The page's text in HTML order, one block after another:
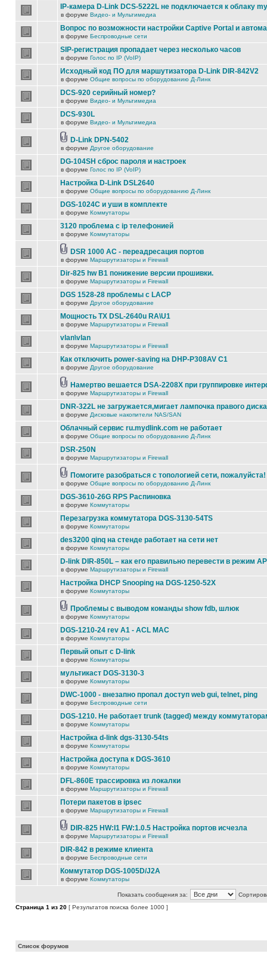
IP-камера D-Link DCS-5222L не подключается к облаку
в форуме Видео- и Мультимедиа
Вопрос по возможности настройки Captive Portal и
в форуме Беспроводные сети
SIP-регистрация пропадает через несколько часов
в форуме Голос по IP (VoIP)
Исходный код ПО для маршутизатора D-Link DIR-842V2
в форуме Общие вопросы по оборудованию Д-Линк
DCS-920 серийный номер?
в форуме Видео- и Мультимедиа
DCS-930L
в форуме Видео- и Мультимедиа
D-Link DPN-5402
в форуме Другое оборудование
DG-104SH сброс пароля и настроек
в форуме Голос по IP (VoIP)
Настройка D-Link DSL2640
в форуме Общие вопросы по оборудованию Д-Линк
DGS-1024C и уши в комплекте
в форуме Коммутаторы
3120 проблема с ip телефонией
в форуме Коммутаторы
DSR 1000 AC - переадресация портов
в форуме Маршрутизаторы и Firewall
Dir-825 hw B1 понижение версии прошивки.
в форуме Маршрутизаторы и Firewall
DGS 1528-28 проблемы с LACP
в форуме Другое оборудование
Мощность TX DSL-2640u RA\U1
в форуме Маршрутизаторы и Firewall
vlan\vlan
в форуме Маршрутизаторы и Firewall
Как отключить power-saving на DHP-P308AV C1
в форуме Другое оборудование
Намертво вешается DSA-2208X при группировке
в форуме Маршрутизаторы и Firewall
DNR-322L не загружается,мигает лампочка правого диска
в форуме Дисковые накопители NAS/SAN
Облачный сервис ru.mydlink.com не работает
в форуме Общие вопросы по оборудованию Д-Линк
DSR-250N
в форуме Маршрутизаторы и Firewall
Помогите разобраться с топологией сети, пожалуйста!
в форуме Общие вопросы по оборудованию Д-Линк
DGS-3610-26G RPS Распиновка
в форуме Коммутаторы
Перезагрузка коммутатора DGS-3130-54TS
в форуме Коммутаторы
des3200 qinq на стенде работает на сети нет
в форуме Коммутаторы
D-link DIR-850L – как его правильно перевести в режим
в форуме Маршрутизаторы и Firewall
Настройка DHCP Snooping на DGS-1250-52X
в форуме Коммутаторы
Проблемы с выводом команды show fdb, шлюк
в форуме Коммутаторы
DGS-1210-24 rev A1 - ACL MAC
в форуме Коммутаторы
Первый опыт с D-link
в форуме Коммутаторы
мультикаст DGS-3130-3
в форуме Коммутаторы
DWC-1000 - внезапно пропал доступ web gui, telnet, ping
в форуме Беспроводные сети
DGS-1210. Не работает trunk (tagged) между
в форуме Коммутаторы
Настройка d-link dgs-3130-54ts
в форуме Коммутаторы
Настройка доступа к DGS-3610
в форуме Коммутаторы
DFL-860E трассировка из локалки
в форуме Маршрутизаторы и Firewall
Потери пакетов в ipsec
в форуме Маршрутизаторы и Firewall
DIR-825 HW:I1 FW:1.0.5 Настройка портов исчезла
в форуме Маршрутизаторы и Firewall
DIR-842 в режиме клиента
в форуме Беспроводные сети
Коммутатор DGS-1005D/J2A
в форуме Коммутаторы
Показать сообщения за:
Страница 1 из 20 [ Результатов поиска более 1000 ]
Список форумов